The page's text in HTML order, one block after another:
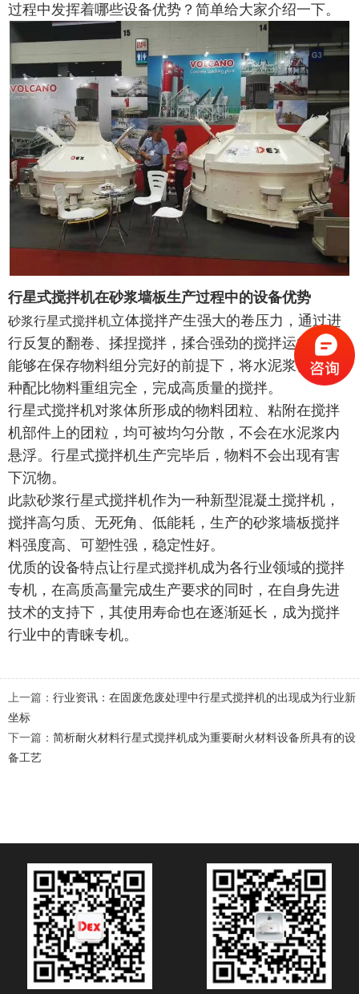
过程中发挥着哪些设备优势？简单给大家介绍一下。
行星式搅拌机在砂浆墙板生产过程中的设备优势
砂浆行星式搅拌机立体搅拌产生强大的卷压力，通过进
行反复的翻卷、揉捏搅拌，揉合强劲的搅拌运行方式
能够在保存物料组分完好的前提下，将水泥浆体和各
种配比物料重组完全，完成高质量的搅拌。
行星式搅拌机对浆体所形成的物料团粒、粘附在搅拌
机部件上的团粒，均可被均匀分散，不会在水泥浆内
悬浮。行星式搅拌机生产完毕后，物料不会出现有害
下沉物。
此款砂浆行星式搅拌机作为一种新型混凝土搅拌机，
搅拌高匀质、无死角、低能耗，生产的砂浆墙板搅拌
料强度高、可塑性强，稳定性好。
优质的设备特点让行星式搅拌机成为各行业领域的搅拌
专机，在高质高量完成生产要求的同时，在自身先进
技术的支持下，其使用寿命也在逐渐延长，成为搅拌
行业中的青睐专机。
上一篇： 行业资讯：在固废危废处理中行星式搅拌机的出现成为行业新
坐标
下一篇： 简析耐火材料行星式搅拌机成为重要耐火材料设备所具有的设
备工艺